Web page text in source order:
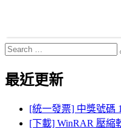
Search
for:
最近更新
[統一發票] 中獎號碼
[下載] WinRAR 壓縮